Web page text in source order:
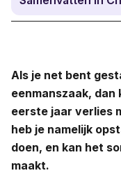
Als je net bent
eenmanszaak,
eerste jaar verlies
heb je namelijk
doen, en kan het
maakt.